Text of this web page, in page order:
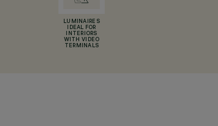
LUMINAIRES
IDEAL FOR
INTERIORS
WITH VIDEO
TERMINALS